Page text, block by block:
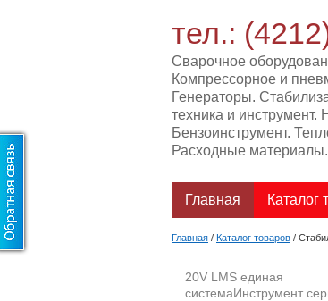
тел.:
Сварочное
Компрессорное и
Генераторы.
техника и
Бензоинструмент.
Расходные материалы.
Главная Каталог
Главная / Каталог товаров /
20V LMS единая
системаИнструмент